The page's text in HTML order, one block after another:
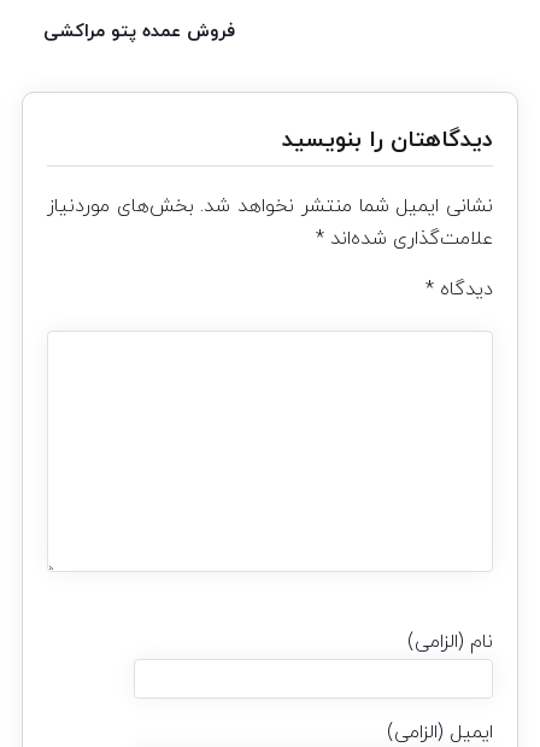
فروش عمده پتو مراکشی
دیدگاهتان را بنویسید
نشانی ایمیل شما منتشر نخواهد شد. بخش‌های موردنیاز
علامت‌گذاری شده‌اند *
دیدگاه *
نام (الزامی)
ایمیل (الزامی)